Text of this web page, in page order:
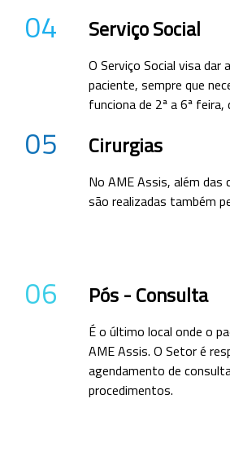
04 Serviço Social
O Serviço Social visa dar
paciente, sempre que
funciona de 2ª a 6ª
05 Cirurgias
No AME Assis, além das
são realizadas também
06 Pós - Consulta
É o último local onde o
AME Assis. O Setor é
agendamento de
procedimentos.